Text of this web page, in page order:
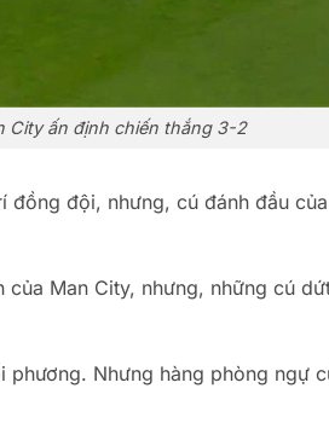
City ấn định chiến thắng 3-2
đội, nhưng, cú đánh đầu
Man City, nhưng, những cú
Nhưng hàng phòng ngự